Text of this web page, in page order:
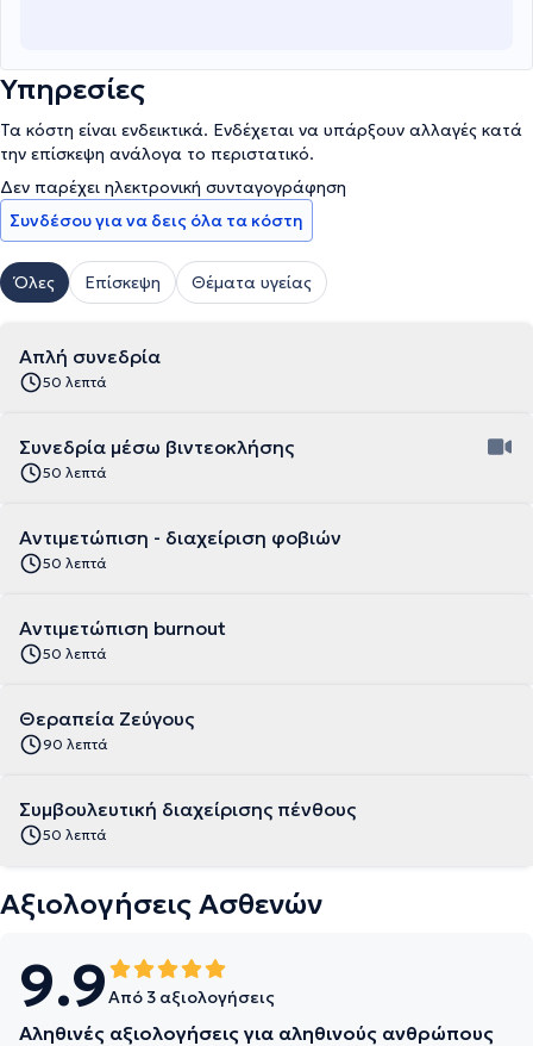
Υπηρεσίες
Τα κόστη είναι ενδεικτικά. Ενδέχεται να υπάρξουν αλλαγές κατά
την επίσκεψη ανάλογα το περιστατικό.
Δεν παρέχει ηλεκτρονική συνταγογράφηση
Συνδέσου για να δεις όλα τα κόστη
Όλες Επίσκεψη Θέματα υγείας
Απλή συνεδρία
50 λεπτά
Συνεδρία μέσω βιντεοκλήσης
50 λεπτά
Αντιμετώπιση - διαχείριση φοβιών
50 λεπτά
Αντιμετώπιση burnout
50 λεπτά
Θεραπεία Ζεύγους
90 λεπτά
Συμβουλευτική διαχείρισης πένθους
50 λεπτά
Αξιολογήσεις Ασθενών
9.9Από 3 αξιολογήσεις
Αληθινές αξιολογήσεις για αληθινούς ανθρώπους